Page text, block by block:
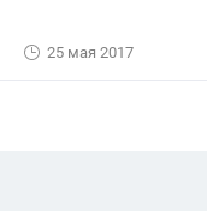
25 мая 2017